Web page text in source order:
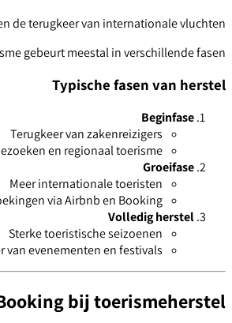
de terugkeer van internationale vluchten.
gebeurt meestal in verschillende fasen.
Typische fasen van herstel
Beginfase
Terugkeer van zakenreizigers
en regionaal toerisme
Groeifase
Meer internationale toeristen
via Airbnb en Booking
Volledig herstel
Sterke toeristische seizoenen
van evenementen en festivals
bij toerismeherstel